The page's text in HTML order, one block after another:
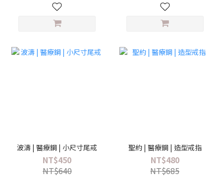
波濤 | 醫療鋼 | 小尺寸尾戒
NT$450
NT$640
聖約 | 醫療鋼 | 造型戒指
NT$480
NT$685